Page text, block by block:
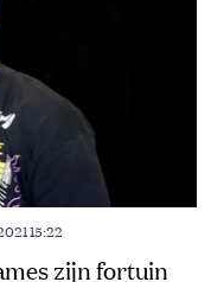
15:22
zijn fortuin